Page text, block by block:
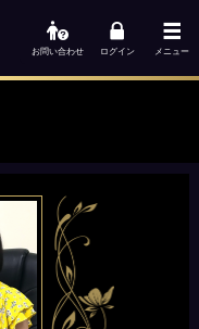
お問い合わせ ログイン メニュー